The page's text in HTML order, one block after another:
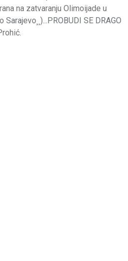
na zatvaranju Olimoijade u
SE DRAGO